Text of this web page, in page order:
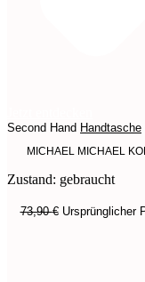
Second Hand Handtasche
MICHAEL MICHAEL
Zustand: gebraucht
73,90€ Ursprünglicher